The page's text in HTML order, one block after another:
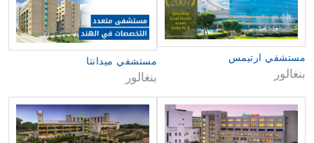
مستشفي ارتيمس
بنغالور
مستشفي ميدانتا
بنغالور